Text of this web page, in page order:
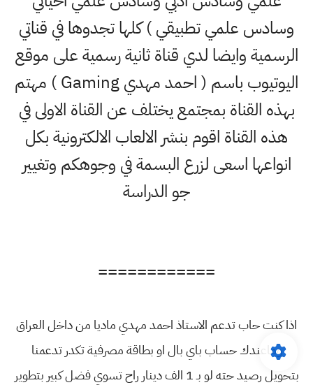
وسادس علمي تطبيقي ) كلها تجدوها في قناتي
الرسمية وايضا لدي قناة ثانية رسمية على موقع
اليوتيوب باسم ( احمد مهدي Gaming ) مهتم
بهذه القناة بمجتمع يختلف عن القناة الاولى في
هذه القناة اقوم بنشر الالعاب الالكترونية بكل
انواعها اسعى لزرع البسمة في وجوهكم وتغيير
جو الدراسة
============
اذا كنت حاب تدعم الاستاذ احمد مهدي ماديا من داخل العراق
وماعندك حساب باي بال او بطاقة مصرفية تكدر تدعمنا
بتحويل رصيد حته لو بـ 1 الف دينار راح تسوي فضل كبير بتطوير